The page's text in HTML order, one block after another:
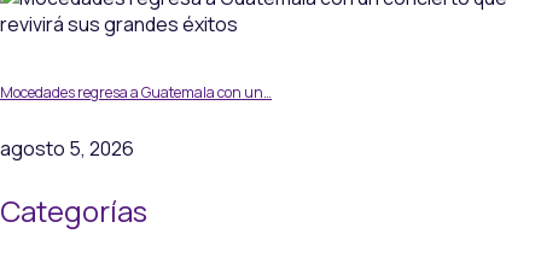
Mocedades regresa a Guatemala con un…
agosto 5, 2026
Categorías